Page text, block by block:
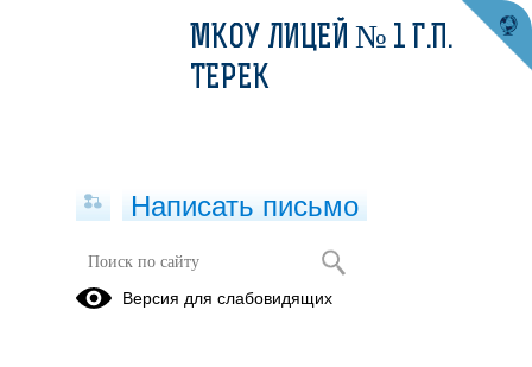
Питание
МКОУ ЛИЦЕЙ № 1 Г.П.
ТЕРЕК
Написать письмо
Версия для слабовидящих